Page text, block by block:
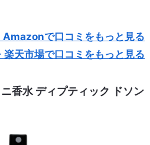
Amazonで口コミをもっと見る
楽天市場で口コミをもっと見る
ニ香水 ディプティック ドソン